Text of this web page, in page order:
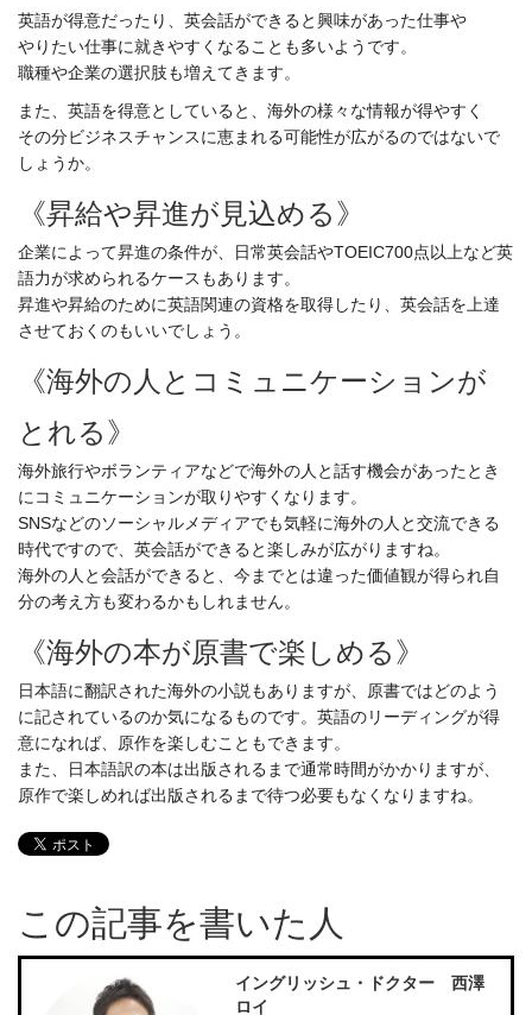
英語が得意だったり、英会話ができると興味があった仕事や
やりたい仕事に就きやすくなることも多いようです。
職種や企業の選択肢も増えてきます。
また、英語を得意としていると、海外の様々な情報が得やすく
その分ビジネスチャンスに恵まれる可能性が広がるのではないで
しょうか。
《昇給や昇進が見込める》
企業によって昇進の条件が、日常英会話やTOEIC700点以上など英
語力が求められるケースもあります。
昇進や昇給のために英語関連の資格を取得したり、英会話を上達
させておくのもいいでしょう。
《海外の人とコミュニケーションが
とれる》
海外旅行やボランティアなどで海外の人と話す機会があったとき
にコミュニケーションが取りやすくなります。
SNSなどのソーシャルメディアでも気軽に海外の人と交流できる
時代ですので、英会話ができると楽しみが広がりますね。
海外の人と会話ができると、今までとは違った価値観が得られ自
分の考え方も変わるかもしれません。
《海外の本が原書で楽しめる》
日本語に翻訳された海外の小説もありますが、原書ではどのよう
に記されているのか気になるものです。英語のリーディングが得
意になれば、原作を楽しむこともできます。
また、日本語訳の本は出版されるまで通常時間がかかりますが、
原作で楽しめれば出版されるまで待つ必要もなくなりますね。
この記事を書いた人
イングリッシュ・ドクター 西澤
ロイ